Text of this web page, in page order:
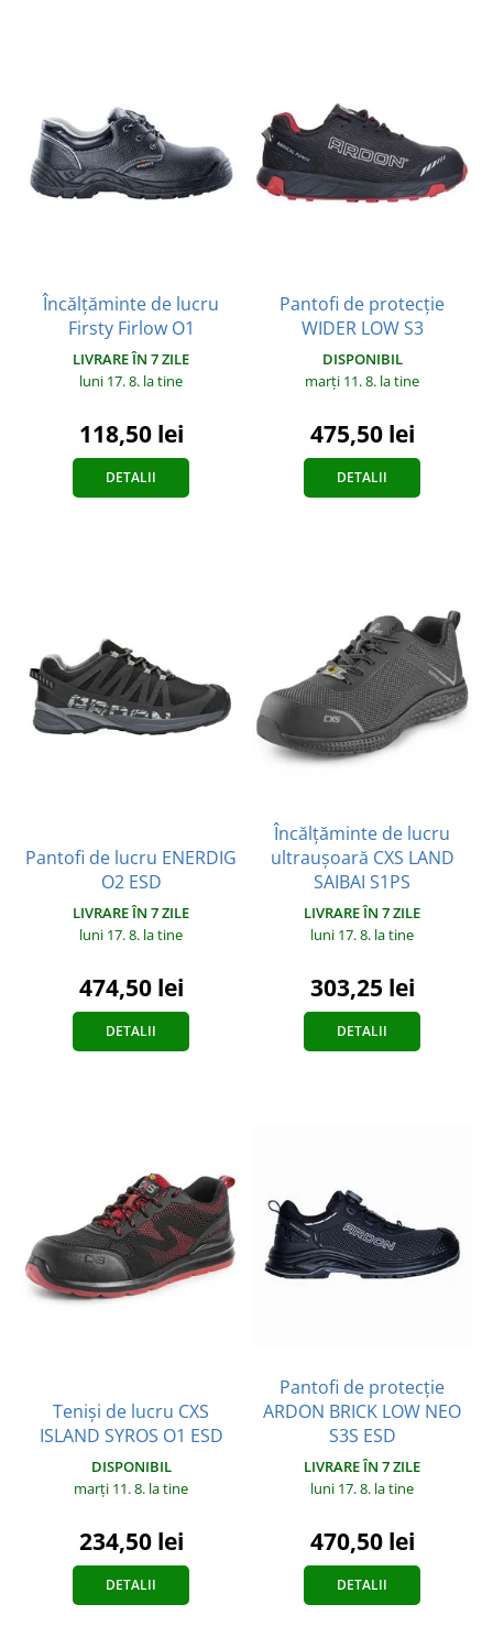
Încălțăminte de lucru
Firsty Firlow O1
LIVRARE ÎN 7 ZILE
luni 17. 8. la tine
118,50 lei
DETALII
Pantofi de protecție
WIDER LOW S3
DISPONIBIL
marți 11. 8. la tine
475,50 lei
DETALII
Pantofi de lucru ENERDIG
O2 ESD
LIVRARE ÎN 7 ZILE
luni 17. 8. la tine
474,50 lei
DETALII
Încălțăminte de lucru
ultraușoară CXS LAND
SAIBAI S1PS
LIVRARE ÎN 7 ZILE
luni 17. 8. la tine
303,25 lei
DETALII
Teniși de lucru CXS
ISLAND SYROS O1 ESD
DISPONIBIL
marți 11. 8. la tine
234,50 lei
DETALII
Pantofi de protecție
ARDON BRICK LOW NEO
S3S ESD
LIVRARE ÎN 7 ZILE
luni 17. 8. la tine
470,50 lei
DETALII